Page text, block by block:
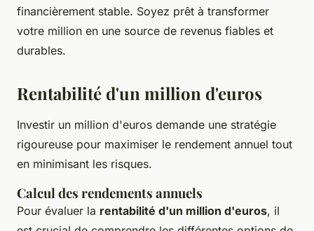
financièrement stable. Soyez prêt à transformer
votre million en une source de revenus fiables et
durables.
Rentabilité d'un million d'euros
Investir un million d'euros demande une stratégie
rigoureuse pour maximiser le rendement annuel tout
en minimisant les risques.
Calcul des rendements annuels
Pour évaluer la rentabilité d'un million d'euros, il